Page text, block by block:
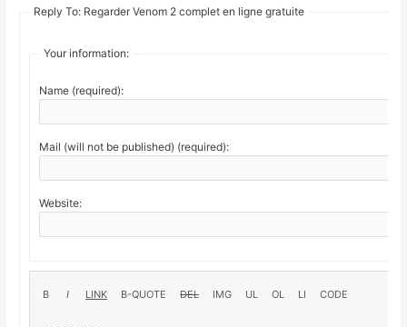
Reply To: Regarder Venom 2 complet en ligne gratuite
Your information:
Name (required):
Mail (will not be published) (required):
Website: